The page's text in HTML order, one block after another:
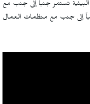
تستمر جنباً إلى جنب مع
إلى جنب مع منظمات العمال